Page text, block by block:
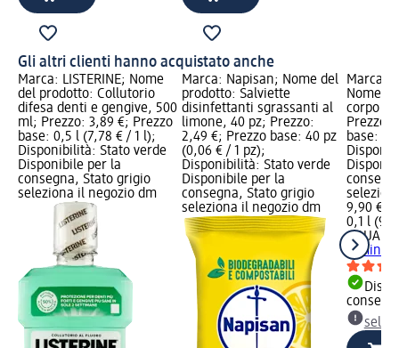
Gli altri clienti hanno acquistato anche
Marca: LISTERINE; Nome
del prodotto: Collutorio
difesa denti e gengive, 500
ml; Prezzo: 3,89 €; Prezzo
base: 0,5 l (7,78 € / 1 l);
Disponibilità: Stato verde
Disponibile per la
consegna, Stato grigio
seleziona il negozio dm
Marca: Napisan; Nome del
prodotto: Salviette
disinfettanti sgrassanti al
limone, 40 pz; Prezzo:
2,49 €; Prezzo base: 40 pz
(0,06 € / 1 pz);
Disponibilità: Stato verde
Disponibile per la
consegna, Stato grigio
seleziona il negozio dm
Marca:
Nome
corpo
Prezzo:
base:
9,90 €
0,1 l
AQUA